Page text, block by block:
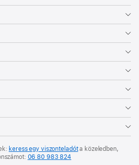
keress egy viszonteladóta közeledben,
06 80 983 824